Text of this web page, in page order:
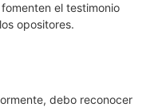
el testimonio
opositores.
debo reconocer